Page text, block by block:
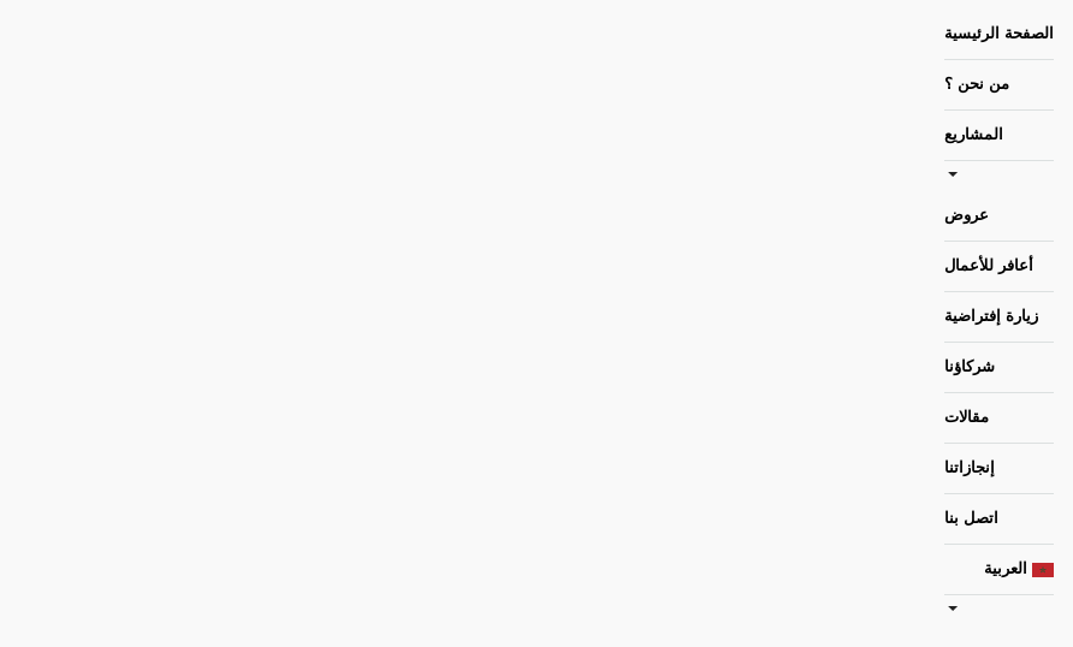
الصفحة الرئيسية
من نحن ؟
المشاريع
عروض
أعافر للأعمال
زيارة إفتراضية
شركاؤنا
مقالات
إنجازاتنا
اتصل بنا
العربية